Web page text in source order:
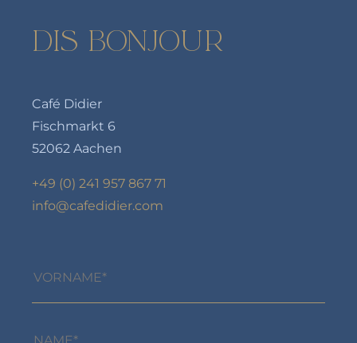
DIS BONJOUR
Café Didier
Fischmarkt 6
52062 Aachen
+49 (0) 241 957 867 71
info@cafedidier.com